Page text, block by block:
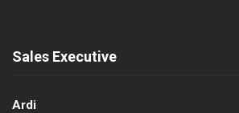
Sales Executive
Ardi